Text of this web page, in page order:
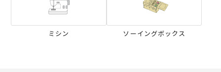
ミシン ソーイングボックス